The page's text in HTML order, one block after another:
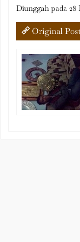
Diunggah pada 28
Original